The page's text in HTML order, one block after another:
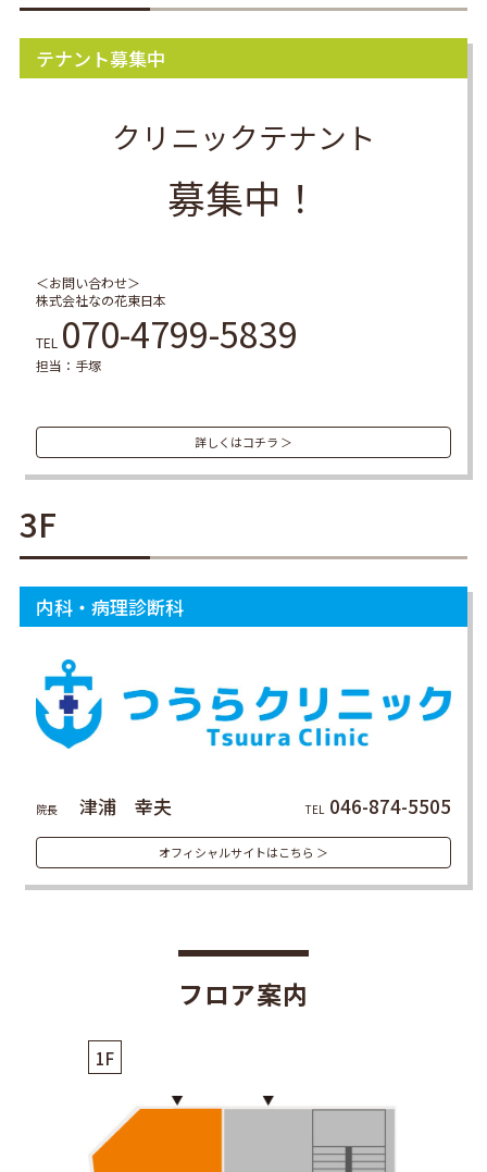
テナント募集中
クリニックテナント
募集中！
＜お問い合わせ＞
株式会社なの花東日本
TEL 070-4799-5839
担当：手塚
詳しくはコチラ ＞
3F
内科・病理診断科
院長 津浦 幸夫 TEL 046-874-5505
オフィシャルサイトはこちら ＞
フロア案内
1F